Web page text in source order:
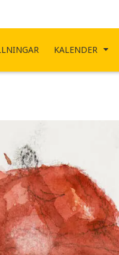
KALENDER